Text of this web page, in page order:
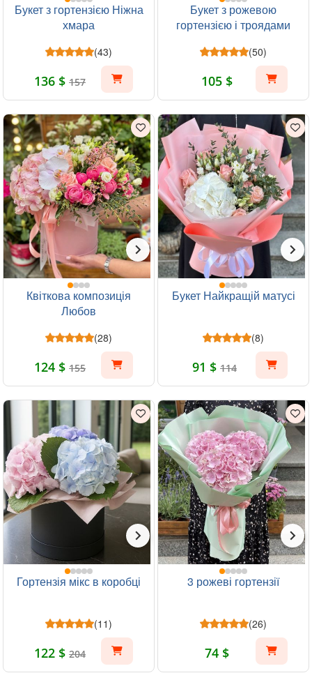
Букет з гортензією Ніжна
хмара
(43)
136 $ 157
Букет з рожевою
гортензією і троядами
(50)
105 $
Квіткова композиція
Любов
(28)
124 $ 155
Букет Найкращій матусі
(8)
91 $ 114
Гортензія мікс в коробці
(11)
122 $ 204
3 рожеві гортензії
(26)
74 $